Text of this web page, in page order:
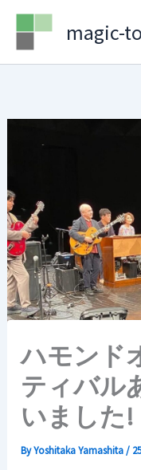
Skip
content
magic-
ハモンド
ティバル
いました!
ByYoshitaka Yamashita/